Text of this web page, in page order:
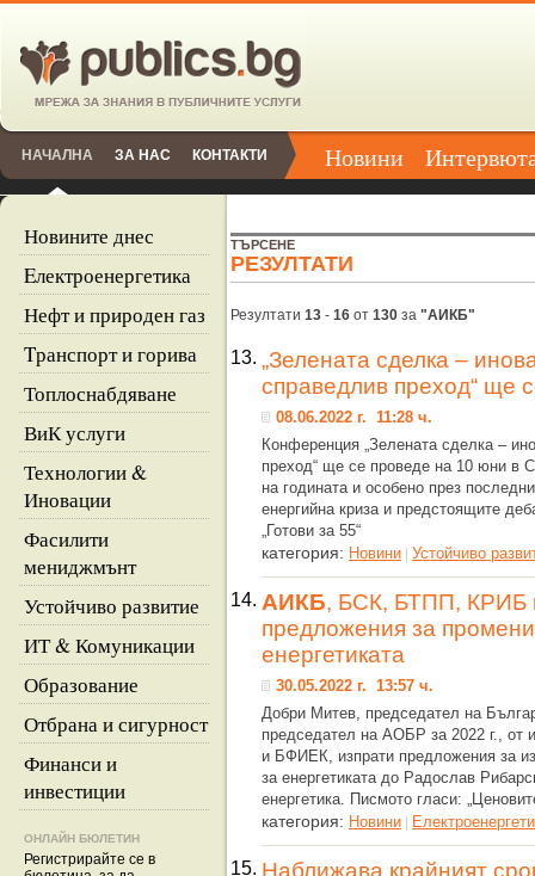
НАЧАЛНА ЗА НАС КОНТАКТИ Новини
Новините днес
Eлектроенергетика
Нефт и природен газ
Tранспорт и горива
Топлоснабдяване
ВиК услуги
Технологии &
Иновации
Фасилити
мениджмънт
Устойчиво развитие
ИТ & Комуникации
Образование
Отбрана и сигурност
Финанси и
инвестиции
ОНЛАЙН БЮЛЕТИН
Регистрирайте се в
ТЪРСЕНЕ
РЕЗУЛТАТИ
Резултати 13 - 16 от 130 за "АИКБ"
13. „Зелената сделка –
справедлив преход“ ще
08.06.2022 г. 11:28 ч.
Конференция „Зелената сделка –
преход“ ще се проведе на 10 юни в
на годината и особено през
енергийна криза и предстоящите
„Готови за 55“
категория: Новини | Устойчиво
14. АИКБ, БСК, БТПП, КРИБ
предложения за
енергетиката
30.05.2022 г. 13:57 ч.
Добри Митев, председател на
председател на АОБР за 2022 г., от
и БФИЕК, изпрати предложения за
за енергетиката до Радослав
енергетика. Писмото гласи:
категория: Новини |
15. Наближава крайният